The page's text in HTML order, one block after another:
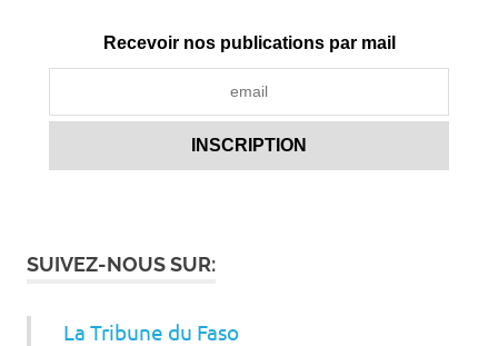
Recevoir nos publications par mail
SUIVEZ-NOUS SUR:
La Tribune du Faso